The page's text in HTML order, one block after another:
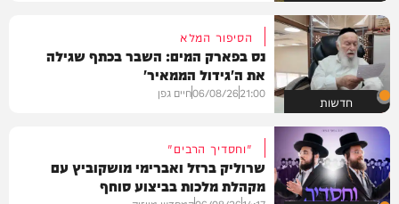
חדשות
הסיפור המלא
נס בפארק המים: השבר בכתף שגילה
את ה'גידול הממאיר'
21:00
06/08/26חיים גפן
"וחסדיך הרבים"
שרוליק ברזל ואברימי מושקוביץ עם
מקהלת מלכות בביצוע סוחף